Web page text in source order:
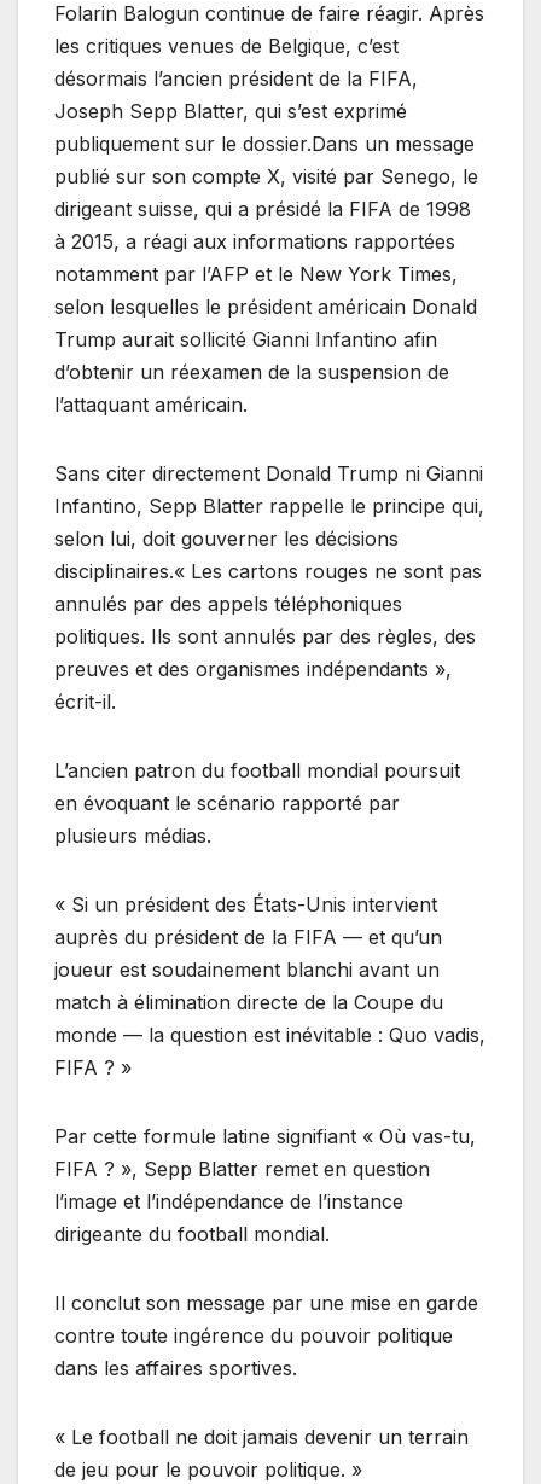
Folarin Balogun continue de faire réagir. Après
les critiques venues de Belgique, c’est
désormais l’ancien président de la FIFA,
Joseph Sepp Blatter, qui s’est exprimé
publiquement sur le dossier.Dans un message
publié sur son compte X, visité par Senego, le
dirigeant suisse, qui a présidé la FIFA de 1998
à 2015, a réagi aux informations rapportées
notamment par l’AFP et le New York Times,
selon lesquelles le président américain Donald
Trump aurait sollicité Gianni Infantino afin
d’obtenir un réexamen de la suspension de
l’attaquant américain.
Sans citer directement Donald Trump ni Gianni
Infantino, Sepp Blatter rappelle le principe qui,
selon lui, doit gouverner les décisions
disciplinaires.« Les cartons rouges ne sont pas
annulés par des appels téléphoniques
politiques. Ils sont annulés par des règles, des
preuves et des organismes indépendants »,
écrit-il.
L’ancien patron du football mondial poursuit
en évoquant le scénario rapporté par
plusieurs médias.
« Si un président des États-Unis intervient
auprès du président de la FIFA — et qu’un
joueur est soudainement blanchi avant un
match à élimination directe de la Coupe du
monde — la question est inévitable : Quo vadis,
FIFA ? »
Par cette formule latine signifiant « Où vas-tu,
FIFA ? », Sepp Blatter remet en question
l’image et l’indépendance de l’instance
dirigeante du football mondial.
Il conclut son message par une mise en garde
contre toute ingérence du pouvoir politique
dans les affaires sportives.
« Le football ne doit jamais devenir un terrain
de jeu pour le pouvoir politique. »